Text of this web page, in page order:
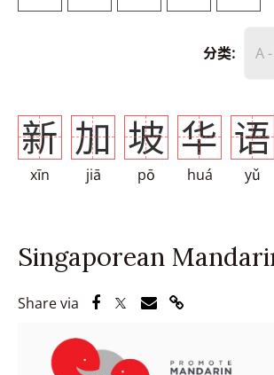
分类: A
新
xīn
加
jiā
坡
pō
华
huá
语
yǔ
Singaporean
Share via Share via Facebook
Share via Twitter
Share via Email
Share via Link